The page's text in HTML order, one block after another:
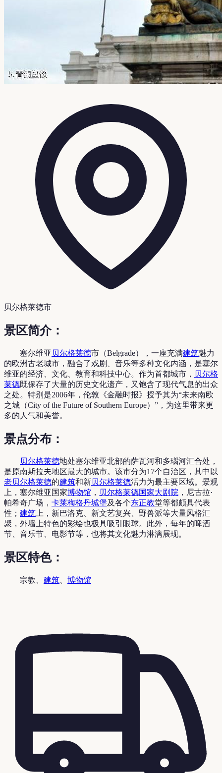
贝尔格莱德市
景区简介：
塞尔维亚 贝尔格莱德市（Belgrade），一座充满建筑魅力
的欧洲古老城市，融合了戏剧、音乐等多种文化内涵，是塞尔
维亚的经济、文化、教育和科技中心。作为首都城市， 贝尔格
莱德既保存了大量的历史文化遗产，又饱含了现代气息的出众
之处。特别是2006年，伦敦《金融时报》授予其为“未来南欧
之城（City of the Future of Southern Europe）”，为这里带来更
多的人气和美誉。
景点分布：
贝尔格莱德地处塞尔维亚北部的萨瓦河和多瑙河汇合处，
是原南斯拉夫地区最大的城市。该市分为17个自治区，其中以
老贝尔格莱德的建筑和新贝尔格莱德活力为最主要区域。景观
上，塞尔维亚国家博物馆 ， 贝尔格莱德国家大剧院 ，尼古拉·
帕希奇广场， 卡莱梅格丹城堡及各个东正教堂等都颇具代表
性； 建筑上，新巴洛克、新文艺复兴、野兽派等大量风格汇
聚，外墙上特色的彩绘也极具吸引眼球。此外，每年的啤酒
节、音乐节、电影节等，也将其文化魅力淋漓展现。
景区特色：
宗教、 建筑 博物馆